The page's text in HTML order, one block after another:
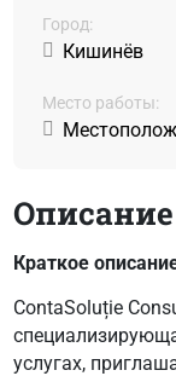
Город:
Кишинёв
Место работы:
Краткое
ContaSoluție
услугах,